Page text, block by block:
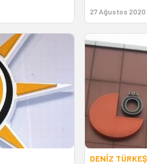
27 Ağustos 2020
DENİZ